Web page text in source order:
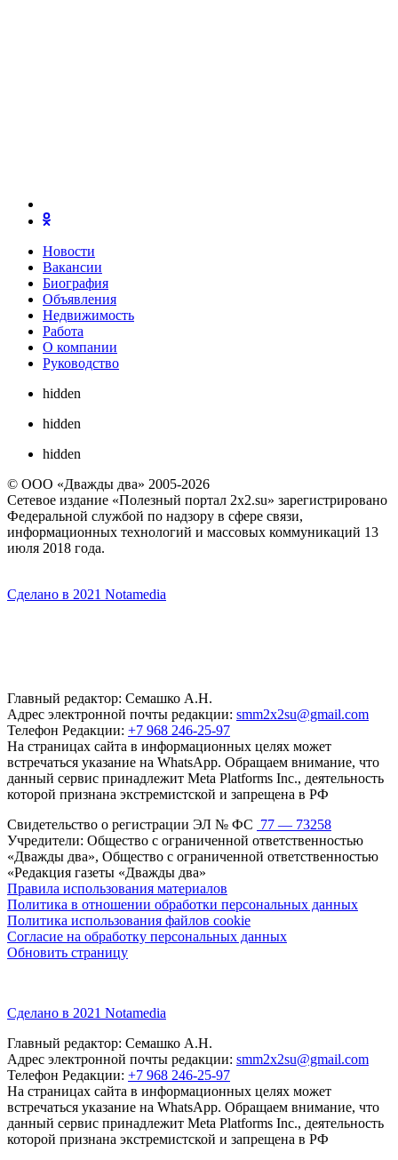
Новости
Вакансии
Биография
Объявления
Недвижимость
Работа
О компании
Руководство
hidden
hidden
hidden
© ООО «Дважды два» 2005-2026
Сетевое издание «Полезный портал 2x2.su» зарегистрировано
Федеральной службой по надзору в сфере связи,
информационных технологий и массовых коммуникаций 13
июля 2018 года.
Сделано в 2021 Notamedia
Главный редактор: Семашко А.Н.
Адрес электронной почты редакции: smm2x2su@gmail.com
Телефон Редакции: +7 968 246-25-97
На страницах сайта в информационных целях может
встречаться указание на WhatsApp. Обращаем внимание, что
данный сервис принадлежит Meta Platforms Inc., деятельность
которой признана экстремистской и запрещена в РФ
Свидетельство о регистрации ЭЛ № ФС 77 — 73258
Учредители: Общество с ограниченной ответственностью
«Дважды два», Общество с ограниченной ответственностью
«Редакция газеты «Дважды два»
Правила использования материалов
Политика в отношении обработки персональных данных
Политика использования файлов cookie
Согласие на обработку персональных данных
Обновить страницу
Сделано в 2021 Notamedia
Главный редактор: Семашко А.Н.
Адрес электронной почты редакции: smm2x2su@gmail.com
Телефон Редакции: +7 968 246-25-97
На страницах сайта в информационных целях может
встречаться указание на WhatsApp. Обращаем внимание, что
данный сервис принадлежит Meta Platforms Inc., деятельность
которой признана экстремистской и запрещена в РФ